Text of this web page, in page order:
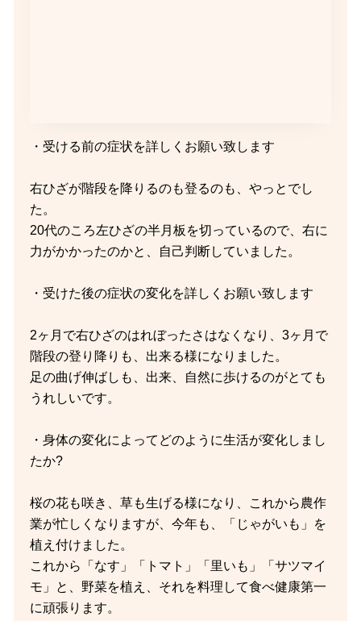
・受ける前の症状を詳しくお願い致します
右ひざが階段を降りるのも登るのも、やっとでし
た。
20代のころ左ひざの半月板を切っているので、右に
力がかかったのかと、自己判断していました。
・受けた後の症状の変化を詳しくお願い致します
2ヶ月で右ひざのはれぼったさはなくなり、3ヶ月で
階段の登り降りも、出来る様になりました。
足の曲げ伸ばしも、出来、自然に歩けるのがとても
うれしいです。
・身体の変化によってどのように生活が変化しまし
たか?
桜の花も咲き、草も生げる様になり、これから農作
業が忙しくなりますが、今年も、「じゃがいも」を
植え付けました。
これから「なす」「トマト」「里いも」「サツマイ
モ」と、野菜を植え、それを料理して食べ健康第一
に頑張ります。